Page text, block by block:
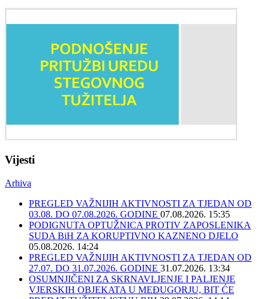
Vijesti
Arhiva
PREGLED VAŽNIJIH AKTIVNOSTI ZA TJEDAN OD
03.08. DO 07.08.2026. GODINE 07.08.2026. 15:35
PODIGNUTA OPTUŽNICA PROTIV ZAPOSLENIKA
SUDA BiH ZA KORUPTIVNO KAZNENO DJELO
05.08.2026. 14:24
PREGLED VAŽNIJIH AKTIVNOSTI ZA TJEDAN OD
27.07. DO 31.07.2026. GODINE 31.07.2026. 13:34
OSUMNJIČENI ZA SKRNAVLJENJE I PALJENJE
VJERSKIH OBJEKATA U MEĐUGORJU, BIT ĆE